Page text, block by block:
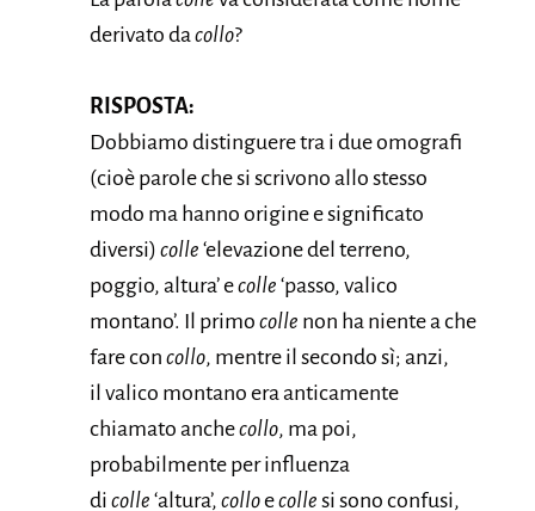
derivato dacollo?
RISPOSTA:
Dobbiamo distinguere tra i due omografi
(cioè parole che si scrivono allo stesso
modo ma hanno origine e significato
diversi) colle ‘elevazione del terreno,
poggio, altura’ ecolle ‘passo, valico
montano’. Il primo colle non ha niente a che
fare con collo, mentre il secondo sì; anzi,
il valico montano era anticamente
chiamato anchecollo, ma poi,
probabilmente per influenza
di colle ‘altura’, colloecolle si sono confusi,